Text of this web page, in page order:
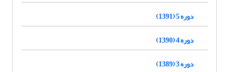
دوره 5 (1391)
دوره 4 (1390)
دوره 3 (1389)